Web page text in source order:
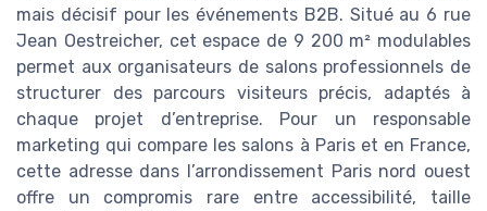
mais décisif pour les événements B2B. Situé au 6 rue
Jean Oestreicher, cet espace de 9 200 m² modulables
permet aux organisateurs de salons professionnels de
structurer des parcours visiteurs précis, adaptés à
chaque projet d’entreprise. Pour un responsable
marketing qui compare les salons à Paris et en France,
cette adresse dans l’arrondissement Paris nord ouest
offre un compromis rare entre accessibilité, taille